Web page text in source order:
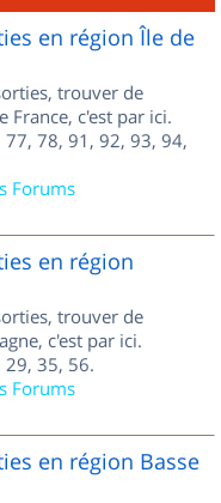
en région Île de
trouver de
France, c'est par ici.
78, 91, 92, 93, 94,
Forums
en région
trouver de
c'est par ici.
29, 35, 56.
Forums
en région Basse